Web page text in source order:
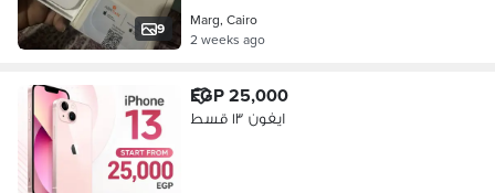
9
Marg, Cairo
2 weeks ago
EGP 25,000
ايفون ١٣ قسط